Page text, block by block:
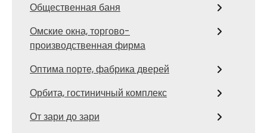
Общественная баня
Омские окна, торгово-
производственная фирма
Оптима порте, фабрика дверей
Орбита, гостиничный комплекс
От зари до зари